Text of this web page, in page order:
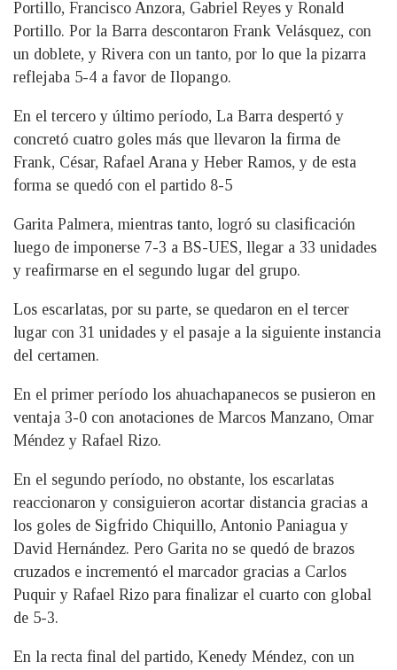
Portillo, Francisco Anzora, Gabriel Reyes y Ronald
Portillo. Por la Barra descontaron Frank Velásquez, con
un doblete, y Rivera con un tanto, por lo que la pizarra
reflejaba 5-4 a favor de Ilopango.
En el tercero y último período, La Barra despertó y
concretó cuatro goles más que llevaron la firma de
Frank, César, Rafael Arana y Heber Ramos, y de esta
forma se quedó con el partido 8-5
Garita Palmera, mientras tanto, logró su clasificación
luego de imponerse 7-3 a BS-UES, llegar a 33 unidades
y reafirmarse en el segundo lugar del grupo.
Los escarlatas, por su parte, se quedaron en el tercer
lugar con 31 unidades y el pasaje a la siguiente instancia
del certamen.
En el primer período los ahuachapanecos se pusieron en
ventaja 3-0 con anotaciones de Marcos Manzano, Omar
Méndez y Rafael Rizo.
En el segundo período, no obstante, los escarlatas
reaccionaron y consiguieron acortar distancia gracias a
los goles de Sigfrido Chiquillo, Antonio Paniagua y
David Hernández. Pero Garita no se quedó de brazos
cruzados e incrementó el marcador gracias a Carlos
Puquir y Rafael Rizo para finalizar el cuarto con global
de 5-3.
En la recta final del partido, Kenedy Méndez, con un